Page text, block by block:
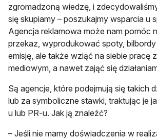
zgromadzoną wiedzę, i
się skupiamy – poszukajmy wsparcia u
Agencja reklamowa może nam pomóc
przekaz, wyprodukować spoty,
emisję, ale także wziąć na siebie pracę
mediowym, a nawet zająć się
Są agencje, które podejmują się takich
lub za symboliczne stawki, traktując je
u lub PR-u. Jak ją znaleźć?
– Jeśli nie mamy doświadczenia w